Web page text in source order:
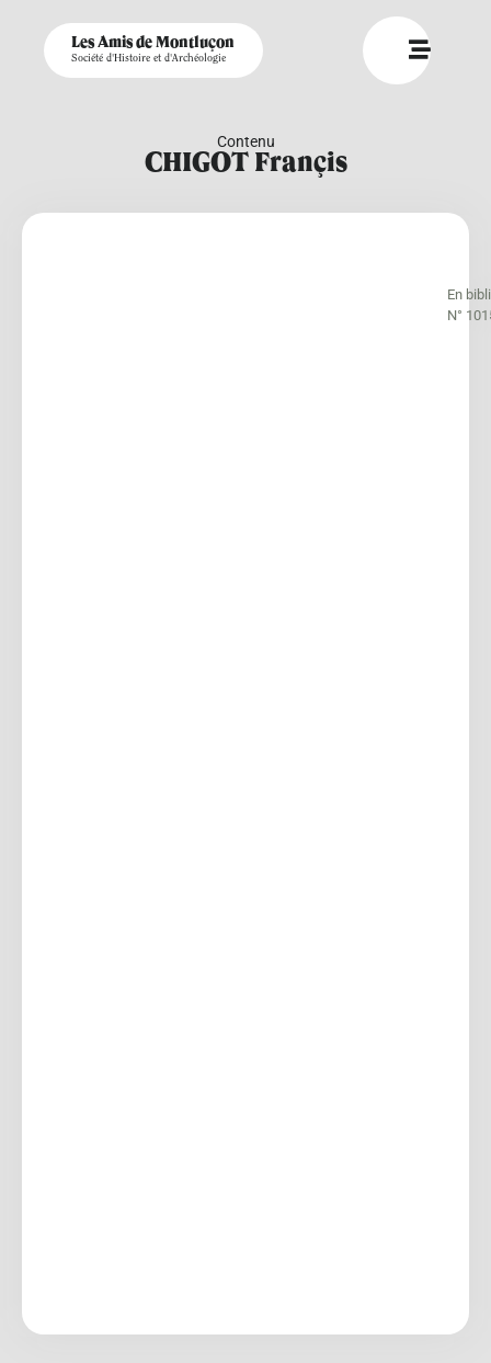
Les Amis de Montluçon
Société d'Histoire et d'Archéologie
Contenu
CHIGOT Françis
En
N°